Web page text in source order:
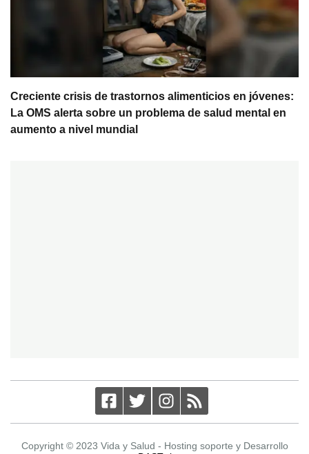
Creciente crisis de trastornos alimenticios en jóvenes:
La OMS alerta sobre un problema de salud mental en
aumento a nivel mundial
Copyright © 2023 Vida y Salud - Hosting soporte y Desarrollo